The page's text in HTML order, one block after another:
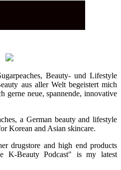
Beauty- und Lifestyle
aus aller Welt begeistert mich
gerne neue, spannende, innovative
a German beauty and lifestyle
Korean and Asian skincare.
drugstore and high end products
K-Beauty Podcast" is my latest